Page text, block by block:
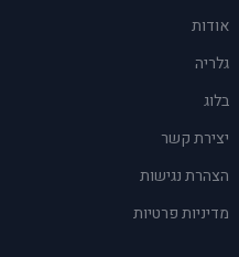
אודות
גלריה
בלוג
יצירת קשר
הצהרת נגישות
מדיניות פרטיות